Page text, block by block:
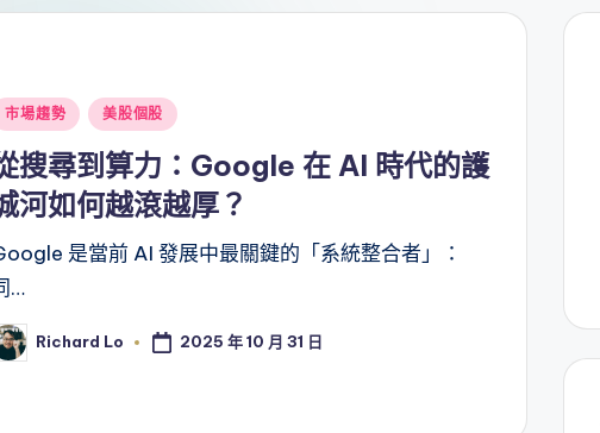
市場趨勢 美股個股
搜尋到算力：Google 在 AI 時代的護
河如何越滾越厚？
是當前 AI 發展中最關鍵的「系統整合者」：
…
Richard Lo 2025 年 10 月 31 日